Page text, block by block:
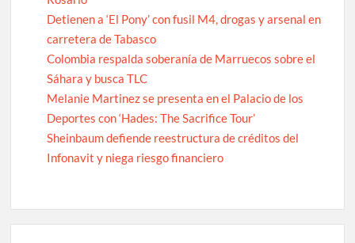
Detienen a ‘El Pony’ con fusil M4, drogas y arsenal en
carretera de Tabasco
Colombia respalda soberanía de Marruecos sobre el
Sáhara y busca TLC
Melanie Martinez se presenta en el Palacio de los
Deportes con ‘Hades: The Sacrifice Tour’
Sheinbaum defiende reestructura de créditos del
Infonavit y niega riesgo financiero